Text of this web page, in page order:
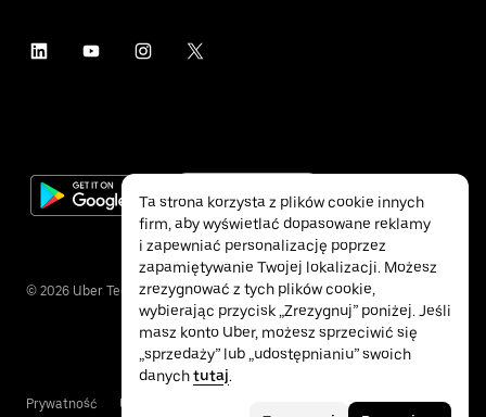
© 2026 Uber Technologies Inc.
Prywatność Ułatwienia dostępu
Ta strona korzysta z plików cookie innych
firm, aby wyświetlać dopasowane reklamy
i zapewniać personalizację poprzez
zapamiętywanie Twojej lokalizacji. Możesz
zrezygnować z tych plików cookie,
wybierając przycisk „Zrezygnuj” poniżej. Jeśli
masz konto Uber, możesz sprzeciwić się
„sprzedaży” lub „udostępnianiu” swoich
danychtutaj.